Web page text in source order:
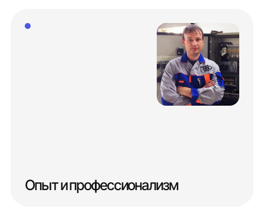
Опыт и профессионализм